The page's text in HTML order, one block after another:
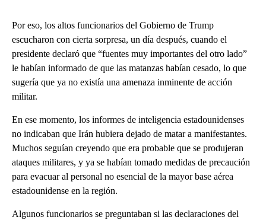
Por eso, los altos funcionarios del Gobierno de Trump
escucharon con cierta sorpresa, un día después, cuando el
presidente declaró que “fuentes muy importantes del otro lado”
le habían informado de que las matanzas habían cesado, lo que
sugería que ya no existía una amenaza inminente de acción
militar.
En ese momento, los informes de inteligencia estadounidenses
no indicaban que Irán hubiera dejado de matar a manifestantes.
Muchos seguían creyendo que era probable que se produjeran
ataques militares, y ya se habían tomado medidas de precaución
para evacuar al personal no esencial de la mayor base aérea
estadounidense en la región.
Algunos funcionarios se preguntaban si las declaraciones del